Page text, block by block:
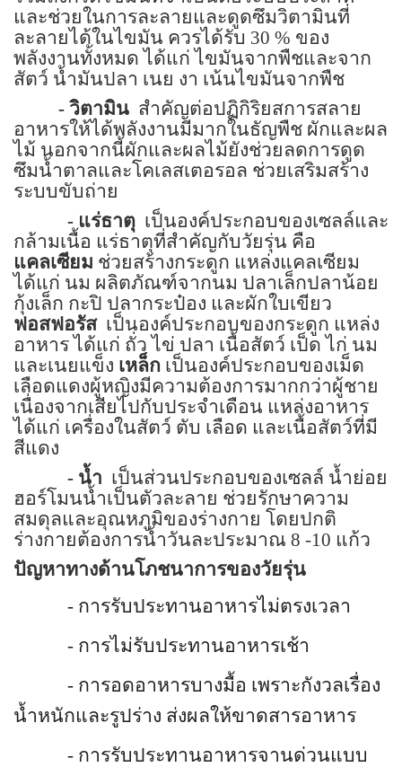
และช่วยในการละลายและดูดซึมวิตามินที่
ละลายได้ในไขมัน ควรได้รับ 30 % ของ
พลังงานทั้งหมด ได้แก่ ไขมันจากพืชและจาก
สัตว์ น้ำมันปลา เนย งา เน้นไขมันจากพืช
- วิตามิน สำคัญต่อปฏิกิริยสการสลาย
อาหารให้ได้พลังงานมีมากในธัญพืช ผักและผล
ไม้ นอกจากนี้ผักและผลไม้ยังช่วยลดการดูด
ซึมน้ำตาลและโคเลสเตอรอล ช่วยเสริมสร้าง
ระบบขับถ่าย
- แร่ธาตุ เป็นองค์ประกอบของเซลล์และ
กล้ามเนื้อ แร่ธาตุที่สำคัญกับวัยรุ่น คือ
แคลเซียม ช่วยสร้างกระดูก แหล่งแคลเซียม
ได้แก่ นม ผลิตภัณฑ์จากนม ปลาเล็กปลาน้อย
กุ้งเล็ก กะปิ ปลากระป๋อง และผักใบเขียว
ฟอสฟอรัส เป็นองค์ประกอบของกระดูก แหล่ง
อาหาร ได้แก่ ถั่ว ไข่ ปลา เนื้อสัตว์ เป็ด ไก่ นม
และเนยแข็ง เหล็ก เป็นองค์ประกอบของเม็ด
เลือดแดงผู้หญิงมีความต้องการมากกว่าผู้ชาย
เนื่องจากเสียไปกับประจำเดือน แหล่งอาหาร
ได้แก่ เครื่องในสัตว์ ตับ เลือด และเนื้อสัตว์ที่มี
สีแดง
- น้ำ เป็นส่วนประกอบของเซลล์ น้ำย่อย
ฮอร์โมนน้ำเป็นตัวละลาย ช่วยรักษาความ
สมดุลและอุณหภูมิของร่างกาย โดยปกติ
ร่างกายต้องการน้ำวันละประมาณ 8 -10 แก้ว
ปัญหาทางด้านโภชนาการของวัยรุ่น
- การรับประทานอาหารไม่ตรงเวลา
- การไม่รับประทานอาหารเช้า
- การอดอาหารบางมื้อ เพราะกังวลเรื่อง
น้ำหนักและรูปร่าง ส่งผลให้ขาดสารอาหาร
- การรับประทานอาหารจานด่วนแบบ